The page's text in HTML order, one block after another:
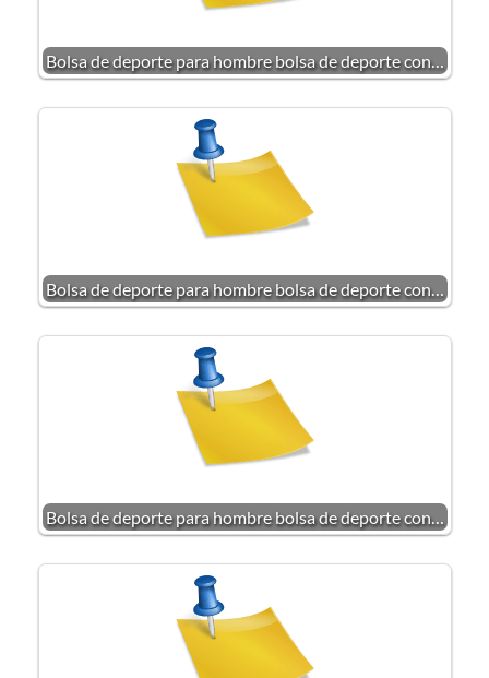
Bolsa de deporte para hombre bolsa de deporte con…
Bolsa de deporte para hombre bolsa de deporte con…
Bolsa de deporte para hombre bolsa de deporte con…